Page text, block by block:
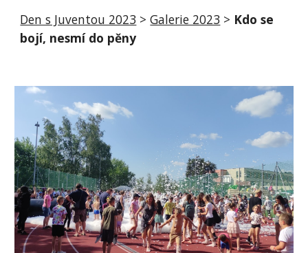
Den s Juventou 2023 >Galerie 2023 > Kdo se
bojí, nesmí do pěny